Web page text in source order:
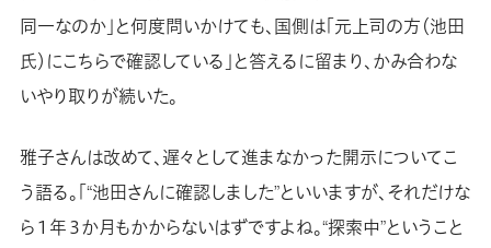
同一なのか」と何度問いかけても、国側は「元上司の方（池田
氏）にこちらで確認している」と答えるに留まり、かみ合わな
いやり取りが続いた。
雅子さんは改めて、遅々として進まなかった開示についてこ
う語る。「“池田さんに確認しました”といいますが、それだけな
ら１年３か月もかからないはずですよね。“探索中”ということ